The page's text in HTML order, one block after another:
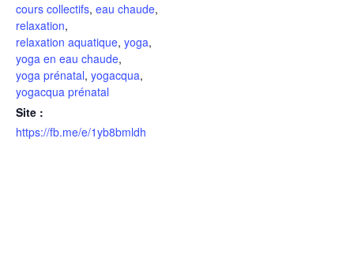
cours collectifs, eau chaude,
relaxation,
relaxation aquatique, yoga,
yoga en eau chaude,
yoga prénatal, yogacqua,
yogacqua prénatal
Site :
https://fb.me/e/1yb8bmldh